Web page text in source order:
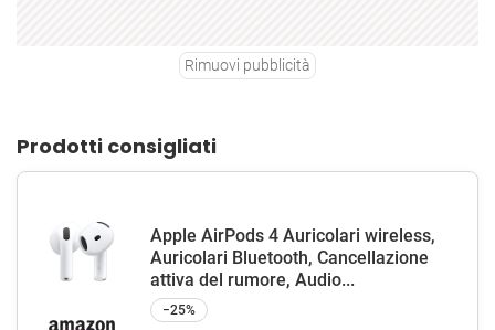
Rimuovi pubblicità
Prodotti consigliati
Apple AirPods 4 Auricolari wireless,
Auricolari Bluetooth, Cancellazione
attiva del rumore, Audio...
−25%